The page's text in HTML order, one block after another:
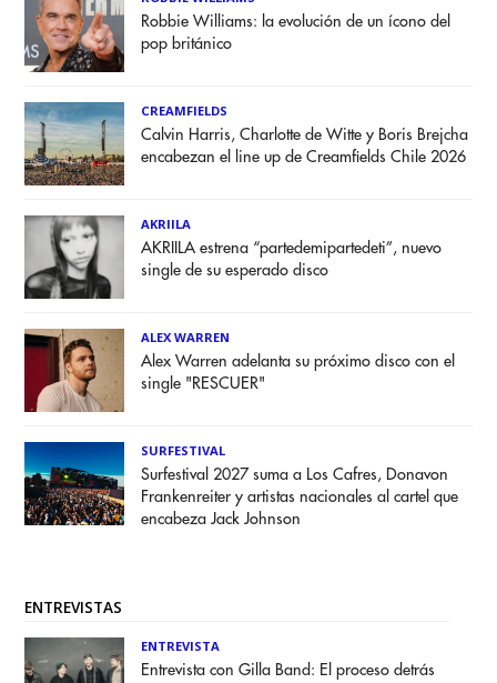
Robbie Williams: la evolución de un ícono del
pop británico
CREAMFIELDS
Calvin Harris, Charlotte de Witte y Boris Brejcha
encabezan el line up de Creamfields Chile 2026
AKRIILA
AKRIILA estrena “partedemipartedeti”, nuevo
single de su esperado disco
ALEX WARREN
Alex Warren adelanta su próximo disco con el
single "RESCUER"
SURFESTIVAL
Surfestival 2027 suma a Los Cafres, Donavon
Frankenreiter y artistas nacionales al cartel que
encabeza Jack Johnson
ENTREVISTAS
ENTREVISTA
Entrevista con Gilla Band: El proceso detrás